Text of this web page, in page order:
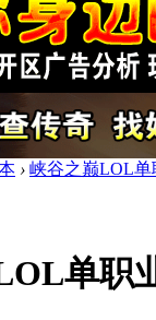
› 峡谷之巅LOL
单职